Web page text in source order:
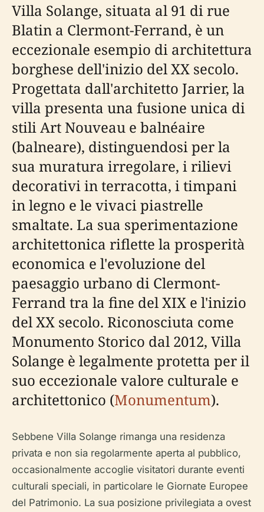
Villa Solange, situata al 91 di rue
Blatin a Clermont-Ferrand, è un
eccezionale esempio di architettura
borghese dell'inizio del XX secolo.
Progettata dall'architetto Jarrier, la
villa presenta una fusione unica di
stili Art Nouveau e balnéaire
(balneare), distinguendosi per la
sua muratura irregolare, i rilievi
decorativi in terracotta, i timpani
in legno e le vivaci piastrelle
smaltate. La sua sperimentazione
architettonica riflette la prosperità
economica e l'evoluzione del
paesaggio urbano di Clermont-
Ferrand tra la fine del XIX e l'inizio
del XX secolo. Riconosciuta come
Monumento Storico dal 2012, Villa
Solange è legalmente protetta per il
suo eccezionale valore culturale e
architettonico (Monumentum).
Sebbene Villa Solange rimanga una residenza
privata e non sia regolarmente aperta al pubblico,
occasionalmente accoglie visitatori durante eventi
culturali speciali, in particolare le Giornate Europee
del Patrimonio. La sua posizione privilegiata a ovest